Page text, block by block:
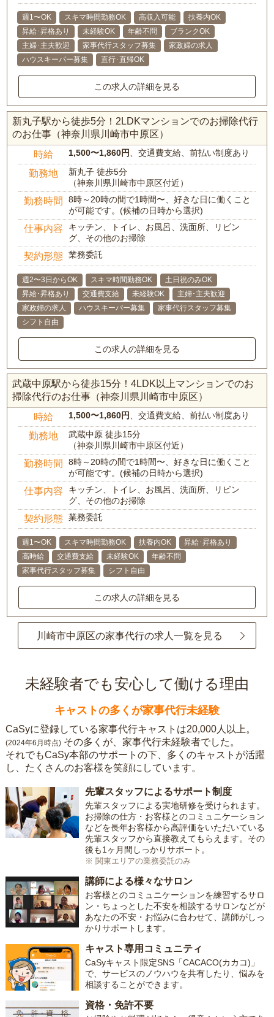
週1〜OK スキマ時間勤務OK 高収入可能
扶養内OK
昇給･昇格あり
未経験OK 年齢不問
ブランクOK
主婦･主夫歓迎
家事代行スタッフ募集
家政婦の求人
ハウスキーパー募集
直行･直帰OK
この求人の詳細を見る
新丸子駅から徒歩5分！2LDKマンションでのお掃除代行
のお仕事（神奈川県川崎市中原区）
時給 1,500〜1,860円 、交通費支給、前払い制度あり
勤務地
新丸子 徒歩5分
（神奈川県川崎市中原区付近）
勤務時間
8時～20時の間で1時間〜、好きな日に働くこと
が可能です。(候補の日時から選択)
仕事内容
キッチン、トイレ、お風呂、洗面所、リビン
グ、その他のお掃除
契約形態 業務委託
週2〜3日からOK スキマ時間勤務OK
土日祝のみOK
昇給･昇格あり
交通費支給 未経験OK
主婦･主夫歓迎
家政婦の求人
ハウスキーパー募集
家事代行スタッフ募集
シフト自由
この求人の詳細を見る
武蔵中原駅から徒歩15分！4LDK以上マンションでのお
掃除代行のお仕事（神奈川県川崎市中原区）
時給 1,500〜1,860円 、交通費支給、前払い制度あり
勤務地
武蔵中原 徒歩15分
（神奈川県川崎市中原区付近）
勤務時間
8時～20時の間で1時間〜、好きな日に働くこと
が可能です。(候補の日時から選択)
仕事内容
キッチン、トイレ、お風呂、洗面所、リビン
グ、その他のお掃除
契約形態 業務委託
週1〜OK スキマ時間勤務OK 扶養内OK
昇給･昇格あり
高時給
交通費支給 未経験OK
年齢不問
家事代行スタッフ募集
シフト自由
この求人の詳細を見る
川崎市中原区の家事代行の求人一覧を見る
未経験者でも安心して働ける理由
キャストの多くが家事代行未経験
CaSyに登録している家事代行キャストは20,000人以上。
(2024年6月時点) その多くが、家事代行未経験者でした。
それでもCaSy本部のサポートの下、多くのキャストが活躍
し、たくさんのお客様を笑顔にしています。
先輩スタッフによるサポート制度
先輩スタッフによる実地研修を受けられます。
お掃除の仕方・お客様とのコミュニケーション
などを長年お客様から高評価をいただいている
先輩スタッフから直接教えてもらえます。その
後も1ヶ月間しっかりサポート。
※ 関東エリアの業務委託のみ
講師による様々なサロン
お客様とのコミュニケーションを練習するサロ
ン・ちょっとした不安を相談するサロンなどが
あなたの不安・お悩みに合わせて、講師がしっ
かりサポートします。
キャスト専用コミュニティ
CaSyキャスト限定SNS「CACACO(カカコ)」
で、サービスのノウハウを共有したり、悩みを
相談することができます。
資格・免許不要